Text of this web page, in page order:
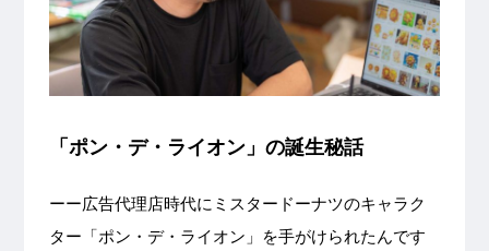
「ポン・デ・ライオン」の誕生秘話
ーー広告代理店時代にミスタードーナツのキャラク
ター「ポン・デ・ライオン」を手がけられたんです